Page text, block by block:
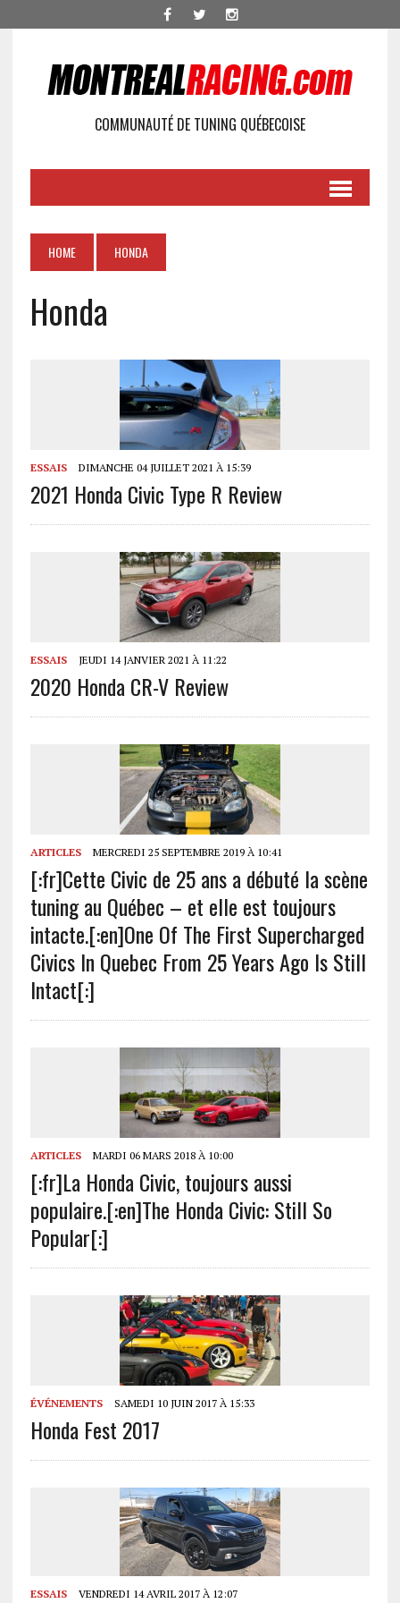
COMMUNAUTÉ DE TUNING QUÉBECOISE
HOME HONDA
Honda
ESSAIS DIMANCHE 04 JUILLET 2021 À 15:39
2021 Honda Civic Type R Review
ESSAIS JEUDI 14 JANVIER 2021 À 11:22
2020 Honda CR-V Review
ARTICLES MERCREDI 25 SEPTEMBRE 2019 À 10:41
[:fr]Cette Civic de 25 ans a débuté la scène
tuning au Québec – et elle est toujours
intacte.[:en]One Of The First Supercharged
Civics In Quebec From 25 Years Ago Is Still
Intact[:]
ARTICLES MARDI 06 MARS 2018 À 10:00
[:fr]La Honda Civic, toujours aussi
populaire.[:en]The Honda Civic: Still So
Popular[:]
ÉVÉNEMENTS SAMEDI 10 JUIN 2017 À 15:33
Honda Fest 2017
ESSAIS VENDREDI 14 AVRIL 2017 À 12:07